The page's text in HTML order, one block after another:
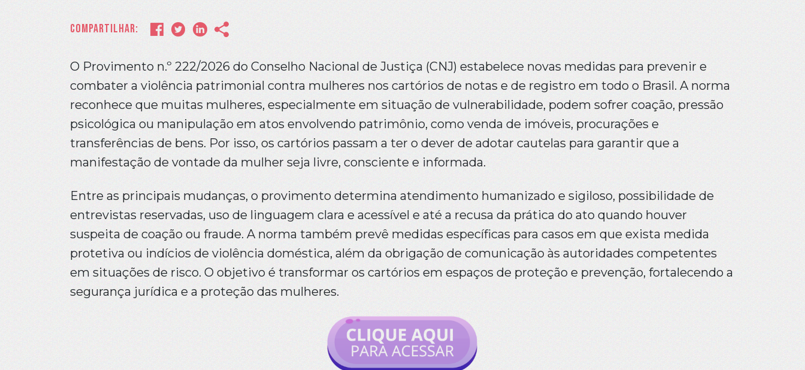
Compartilhar:
O Provimento n.º 222/2026 do Conselho Nacional de Justiça (CNJ) estabelece novas medidas para prevenir e
combater a violência patrimonial contra mulheres nos cartórios de notas e de registro em todo o Brasil. A norma
reconhece que muitas mulheres, especialmente em situação de vulnerabilidade, podem sofrer coação, pressão
psicológica ou manipulação em atos envolvendo patrimônio, como venda de imóveis, procurações e
transferências de bens. Por isso, os cartórios passam a ter o dever de adotar cautelas para garantir que a
manifestação de vontade da mulher seja livre, consciente e informada.
Entre as principais mudanças, o provimento determina atendimento humanizado e sigiloso, possibilidade de
entrevistas reservadas, uso de linguagem clara e acessível e até a recusa da prática do ato quando houver
suspeita de coação ou fraude. A norma também prevê medidas específicas para casos em que exista medida
protetiva ou indícios de violência doméstica, além da obrigação de comunicação às autoridades competentes
em situações de risco. O objetivo é transformar os cartórios em espaços de proteção e prevenção, fortalecendo a
segurança jurídica e a proteção das mulheres.